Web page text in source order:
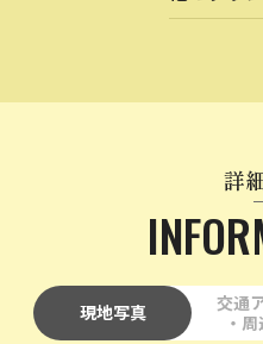
詳
現地写真
交通
・